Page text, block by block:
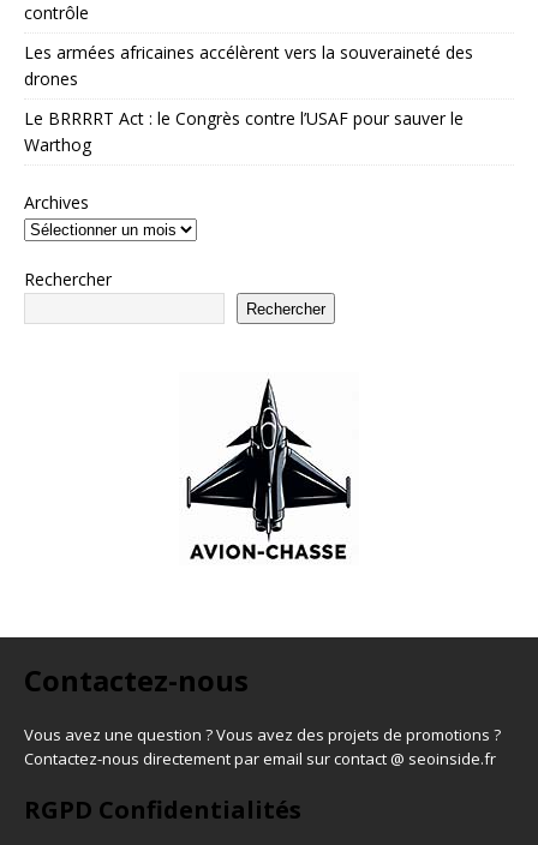
contrôle
Les armées africaines accélèrent vers la souveraineté des
drones
Le BRRRRT Act : le Congrès contre l’USAF pour sauver le
Warthog
Archives
Rechercher
Rechercher
Contactez-nous
Vous avez une question ? Vous avez des projets de promotions ?
Contactez-nous directement par email sur contact @ seoinside.fr
RGPD Confidentialités